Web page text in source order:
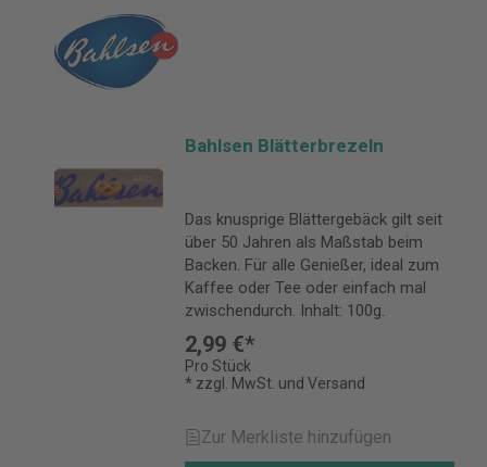
Bahlsen Blätterbrezeln
Das knusprige Blättergebäck gilt seit
über 50 Jahren als Maßstab beim
Backen. Für alle Genießer, ideal zum
Kaffee oder Tee oder einfach mal
zwischendurch. Inhalt: 100g.
2,99 €*
Pro Stück
* zzgl. MwSt. und Versand
Zur Merkliste hinzufügen